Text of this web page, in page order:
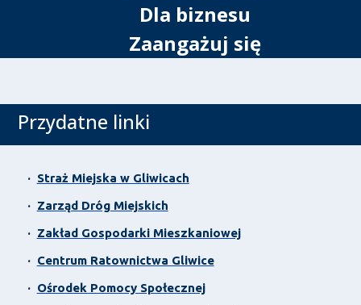
Dla biznesu
Zaangażuj się
Przydatne linki
· Straż Miejska w Gliwicach
· Zarząd Dróg Miejskich
· Zakład Gospodarki Mieszkaniowej
· Centrum Ratownictwa Gliwice
· Ośrodek Pomocy Społecznej